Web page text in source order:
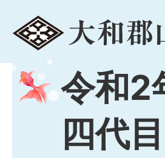
令和2
四代